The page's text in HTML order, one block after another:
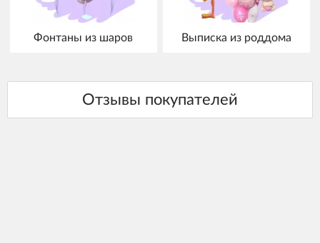
Фонтаны из шаров Выписка из роддома